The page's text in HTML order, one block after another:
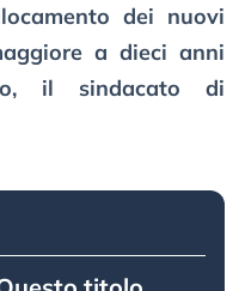
dei nuovi
a dieci anni
il sindacato di